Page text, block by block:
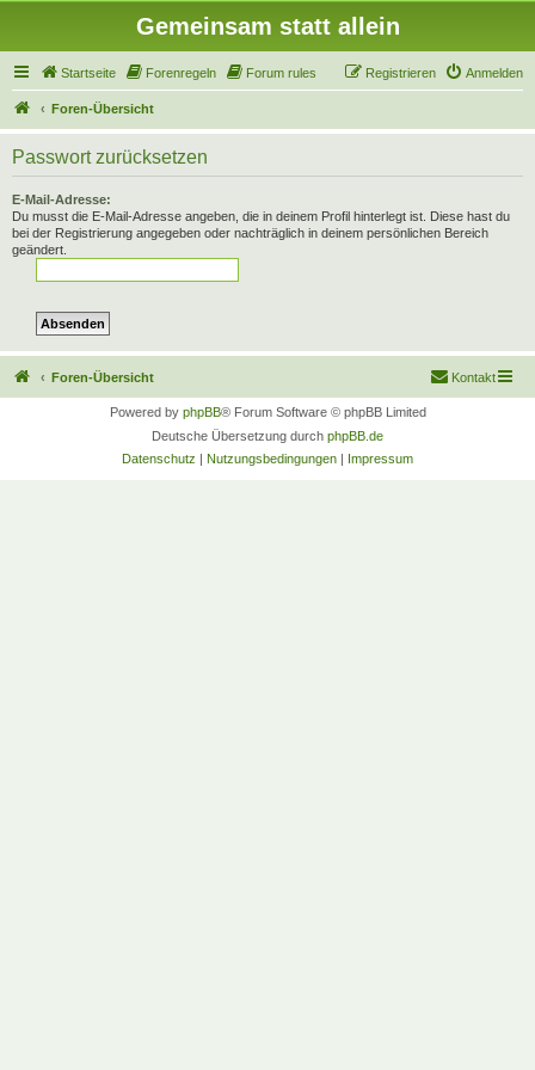
Gemeinsam statt allein
Startseite Forenregeln Forum rules Anmelden
Registrieren
Foren-Übersicht
Passwort zurücksetzen
E-Mail-Adresse:
Du musst die E-Mail-Adresse angeben, die in deinem Profil hinterlegt ist. Diese hast du
bei der Registrierung angegeben oder nachträglich in deinem persönlichen Bereich
geändert.
Foren-Übersicht Kontakt
Powered by phpBB® Forum Software © phpBB Limited
Deutsche Übersetzung durch phpBB.de
Datenschutz | Nutzungsbedingungen | Impressum